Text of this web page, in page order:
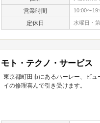
営業時間 10:00〜
定休日 水曜日・
モト・テクノ・サービス
東京都町田市にあるハーレー、ビ
イの修理喜んで引き受けます。